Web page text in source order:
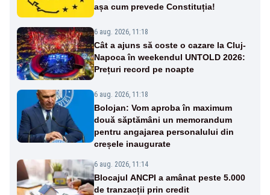
așa cum prevede Constituția!
6 aug. 2026, 11:18
Cât a ajuns să coste o cazare la Cluj-
Napoca în weekendul UNTOLD 2026:
Prețuri record pe noapte
6 aug. 2026, 11:18
Bolojan: Vom aproba în maximum
două săptămâni un memorandum
pentru angajarea personalului din
creșele inaugurate
6 aug. 2026, 11:14
Blocajul ANCPI a amânat peste 5.000
de tranzacții prin credit